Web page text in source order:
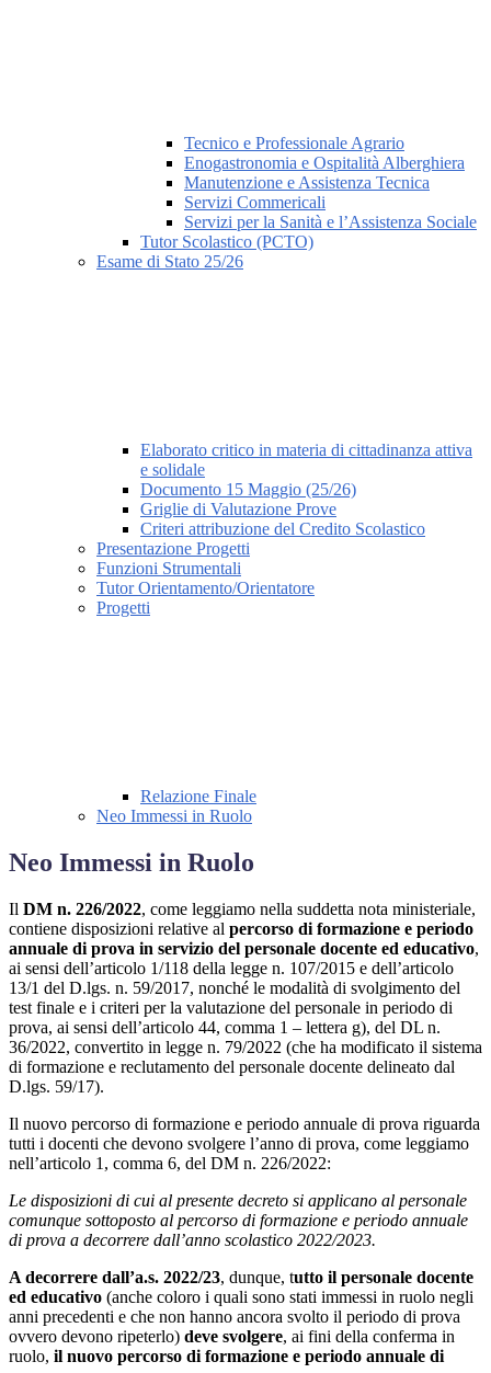
Tecnico e Professionale Agrario
Enogastronomia e Ospitalità Alberghiera
Manutenzione e Assistenza Tecnica
Servizi Commericali
Servizi per la Sanità e l’Assistenza Sociale
Tutor Scolastico (PCTO)
Esame di Stato 25/26
Elaborato critico in materia di cittadinanza attiva
e solidale
Documento 15 Maggio (25/26)
Griglie di Valutazione Prove
Criteri attribuzione del Credito Scolastico
Presentazione Progetti
Funzioni Strumentali
Tutor Orientamento/Orientatore
Progetti
Relazione Finale
Neo Immessi in Ruolo
Neo Immessi in Ruolo
Il DM n. 226/2022, come leggiamo nella suddetta nota ministeriale,
contiene disposizioni relative al percorso di formazione e periodo
annuale di prova in servizio del personale docente ed educativo,
ai sensi dell’articolo 1/118 della legge n. 107/2015 e dell’articolo
13/1 del D.lgs. n. 59/2017, nonché le modalità di svolgimento del
test finale e i criteri per la valutazione del personale in periodo di
prova, ai sensi dell’articolo 44, comma 1 – lettera g), del DL n.
36/2022, convertito in legge n. 79/2022 (che ha modificato il sistema
di formazione e reclutamento del personale docente delineato dal
D.lgs. 59/17).
Il nuovo percorso di formazione e periodo annuale di prova riguarda
tutti i docenti che devono svolgere l’anno di prova, come leggiamo
nell’articolo 1, comma 6, del DM n. 226/2022:
Le disposizioni di cui al presente decreto si applicano al personale
comunque sottoposto al percorso di formazione e periodo annuale
di prova a decorrere dall’anno scolastico 2022/2023.
A decorrere dall’a.s. 2022/23, dunque, tutto il personale docente
ed educativo (anche coloro i quali sono stati immessi in ruolo negli
anni precedenti e che non hanno ancora svolto il periodo di prova
ovvero devono ripeterlo) deve svolgere, ai fini della conferma in
ruolo, il nuovo percorso di formazione e periodo annuale di